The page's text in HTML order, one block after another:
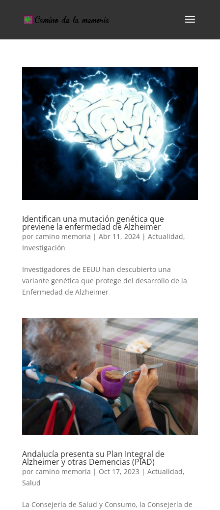
Identifican una mutación genética que
previene la enfermedad de Alzheimer
por camino memoria | Abr 11, 2024| Actualidad,
Investigación
Investigadores de EEUU han descubierto una
variante genética que protege del desarrollo de la
Enfermedad de Alzheimer
Andalucía presenta su Plan Integral de
Alzheimer y otras Demencias (PIAD)
por camino memoria | Oct 17, 2023 | Actualidad,
Salud
La Consejería de Salud y Consumo, la Consejería de